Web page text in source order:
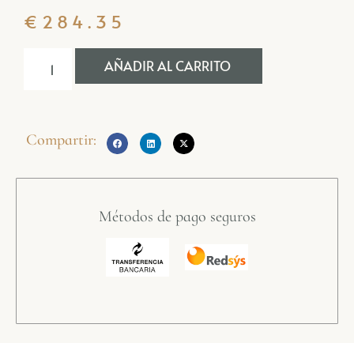
€ 284.35
AÑADIR AL CARRITO
Compartir:
Métodos de pago seguros